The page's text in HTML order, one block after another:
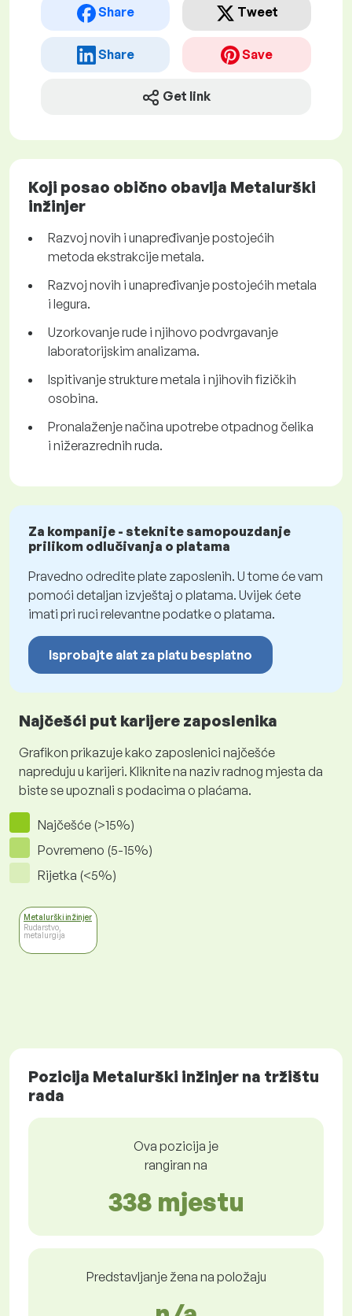
Share Tweet
Share Save
Get link
Koji posao obično obavlja Metalurški
inžinjer
Razvoj novih i unapređivanje postojećih
metoda ekstrakcije metala.
Razvoj novih i unapređivanje postojećih metala
i legura.
Uzorkovanje rude i njihovo podvrgavanje
laboratorijskim analizama.
Ispitivanje strukture metala i njihovih fizičkih
osobina.
Pronalaženje načina upotrebe otpadnog čelika
i nižerazrednih ruda.
Za kompanije - steknite samopouzdanje
prilikom odlučivanja o platama
Pravedno odredite plate zaposlenih. U tome će vam
pomoći detaljan izvještaj o platama. Uvijek ćete
imati pri ruci relevantne podatke o platama.
Isprobajte alat za platu besplatno
Najčešći put karijere zaposlenika
Grafikon prikazuje kako zaposlenici najčešće
napreduju u karijeri. Kliknite na naziv radnog mjesta da
biste se upoznali s podacima o plaćama.
Najčešće (>15%)
Povremeno (5-15%)
Rijetka (<5%)
Metalurški inžinjer
Rudarstvo,
metalurgija
Pozicija Metalurški inžinjer na tržištu
rada
Ova pozicija je
rangiran na
338 mjestu
Predstavljanje žena na položaju